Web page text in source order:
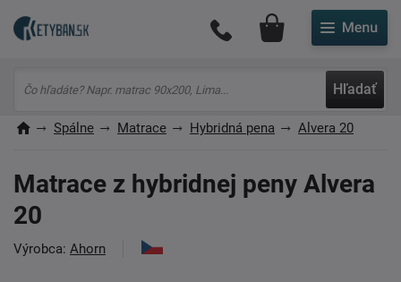
Hľadať
Môj účet
Spálne Matrace Hybridná pena Alvera 20
Matrace z hybridnej peny Alvera
20
Výrobca: Ahorn